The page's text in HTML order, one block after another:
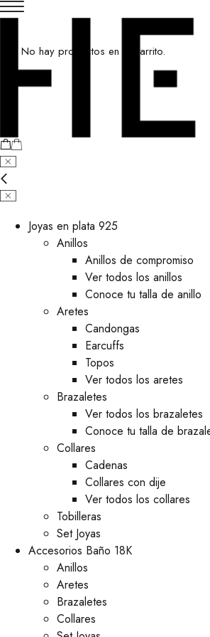
No hay productos en el carrito.
Joyas en plata 925
Anillos
Anillos de compromiso
Ver todos los anillos
Conoce tu talla de anillo
Aretes
⁠Candongas
Earcuffs
Topos
Ver todos los aretes
Brazaletes
Ver todos los brazaletes
Conoce tu talla de
Collares
Cadenas
Collares con dije
Ver todos los collares
Tobilleras
Set Joyas
Accesorios Baño 18K
Anillos
Aretes
Brazaletes
Collares